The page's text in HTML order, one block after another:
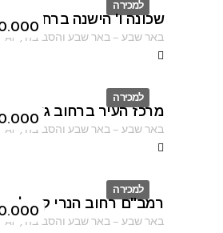
למכירה
ID
שכונה ו' הישנה ברחוב
באר שבע–באר שבע והסביבה ,
AF
למכירה
ID
מרכז העיר ברחוב גורדון
באר שבע–באר שבע והסביבה ,
AF
למכירה
ID
רמב"ם רחוב הנרי קנדל
באר שבע–באר שבע והסביבה ,
AF